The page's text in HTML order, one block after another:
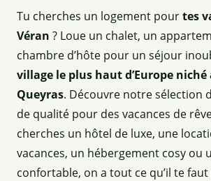
Tu cherches un logement pourtes
Véran ? Loue un chalet, un
chambre d’hôte pour un séjour
village le plus haut d’Europe
Queyras. Découvre notre sélection
de qualité pour des vacances de
cherches un hôtel de luxe, une
vacances, un hébergement cosy ou
confortable, on a tout ce qu’il te